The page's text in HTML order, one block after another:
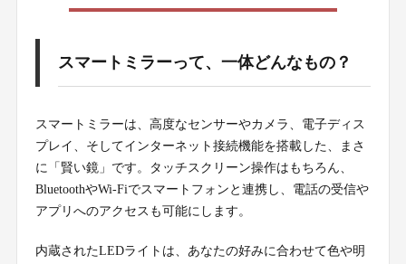
スマートミラーって、一体どんなもの？
スマートミラーは、高度なセンサーやカメラ、電子ディス
プレイ、そしてインターネット接続機能を搭載した、まさ
に「賢い鏡」です。タッチスクリーン操作はもちろん、
BluetoothやWi-Fiでスマートフォンと連携し、電話の受信や
アプリへのアクセスも可能にします。
内蔵されたLEDライトは、あなたの好みに合わせて色や明